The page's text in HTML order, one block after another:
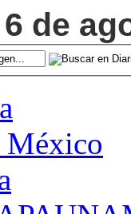
de
México